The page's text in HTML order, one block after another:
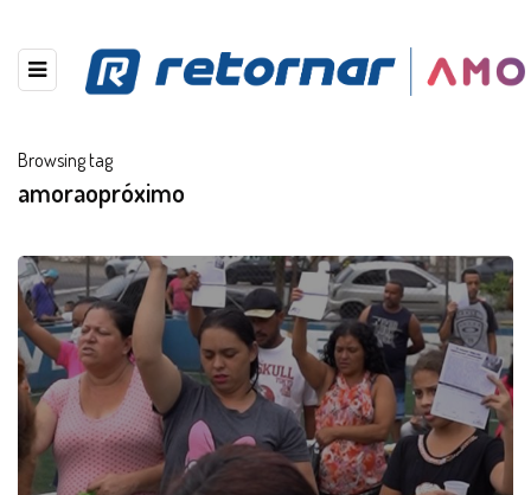
Browsing tag
amoraopróximo